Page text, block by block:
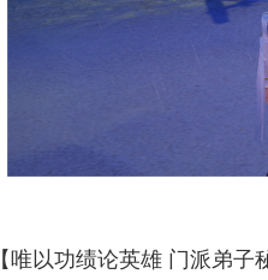
【唯以功绩论英雄 门派弟子